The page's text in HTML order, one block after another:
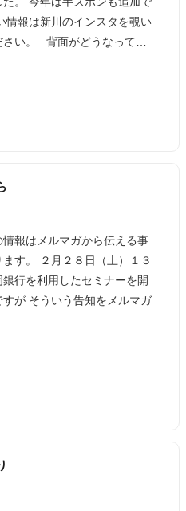
情報は新川のインスタを覗い
さい。 背面がどうなって…
情報はメルマガから伝える事
す。 ２月２８日（土）１３
行を利用したセミナーを開
すが そういう告知をメルマガ